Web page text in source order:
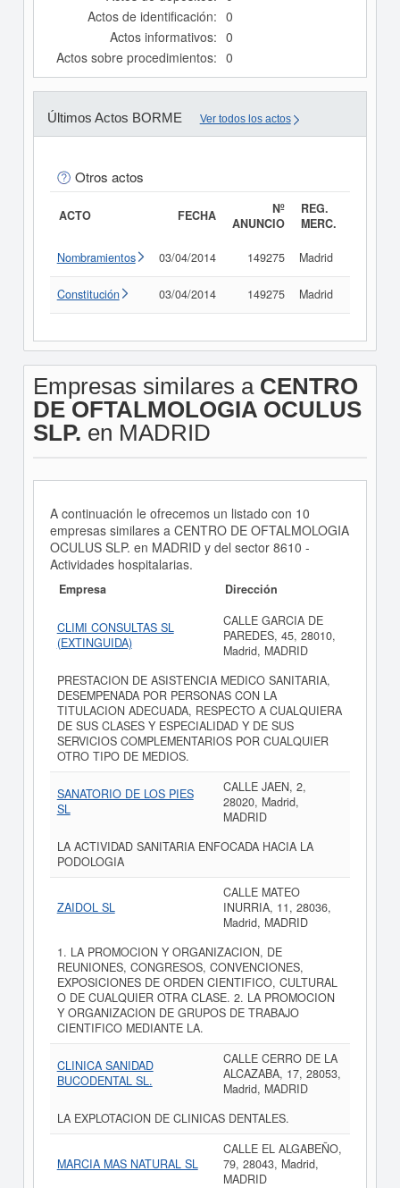
Actos de identificación: 0
Actos informativos: 0
Actos sobre procedimientos: 0
Últimos Actos BORME Ver todos los actos
Otros actos
ACTO FECHA
Nº
ANUNCIO
REG.
MERC.
Nombramientos 03/04/2014 149275 Madrid
Constitución 03/04/2014 149275 Madrid
Empresas similares a CENTRO
DE OFTALMOLOGIA OCULUS
SLP. en MADRID
A continuación le ofrecemos un listado con 10
empresas similares a CENTRO DE OFTALMOLOGIA
OCULUS SLP. en MADRID y del sector 8610 -
Actividades hospitalarias.
Empresa Dirección
CLIMI CONSULTAS SL
(EXTINGUIDA)
CALLE GARCIA DE
PAREDES, 45, 28010,
Madrid, MADRID
PRESTACION DE ASISTENCIA MEDICO SANITARIA,
DESEMPENADA POR PERSONAS CON LA
TITULACION ADECUADA, RESPECTO A CUALQUIERA
DE SUS CLASES Y ESPECIALIDAD Y DE SUS
SERVICIOS COMPLEMENTARIOS POR CUALQUIER
OTRO TIPO DE MEDIOS.
SANATORIO DE LOS PIES
SL
CALLE JAEN, 2,
28020, Madrid,
MADRID
LA ACTIVIDAD SANITARIA ENFOCADA HACIA LA
PODOLOGIA
ZAIDOL SL
CALLE MATEO
INURRIA, 11, 28036,
Madrid, MADRID
1. LA PROMOCION Y ORGANIZACION, DE
REUNIONES, CONGRESOS, CONVENCIONES,
EXPOSICIONES DE ORDEN CIENTIFICO, CULTURAL
O DE CUALQUIER OTRA CLASE. 2. LA PROMOCION
Y ORGANIZACION DE GRUPOS DE TRABAJO
CIENTIFICO MEDIANTE LA.
CLINICA SANIDAD
BUCODENTAL SL.
CALLE CERRO DE LA
ALCAZABA, 17, 28053,
Madrid, MADRID
LA EXPLOTACION DE CLINICAS DENTALES.
MARCIA MAS NATURAL SL
CALLE EL ALGABEÑO,
79, 28043, Madrid,
MADRID